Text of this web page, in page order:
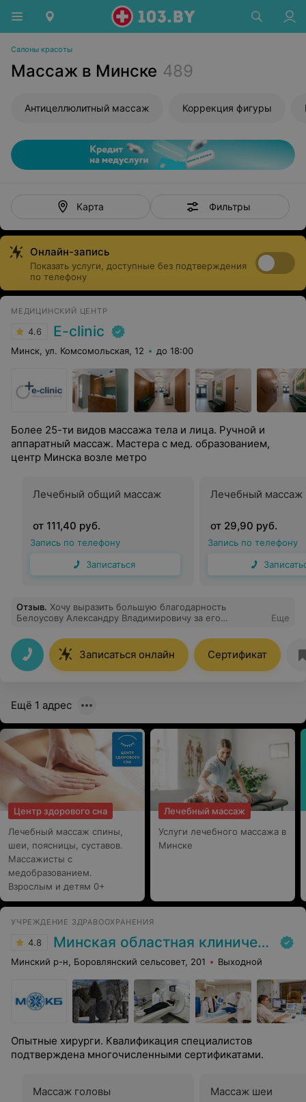
Салоны красоты
Массаж в Минске 489
Антицеллюлитный массаж Коррекция фигуры
Карта Фильтры
Онлайн-запись
Показать услуги, доступные без подтверждения
по телефону
МЕДИЦИНСКИЙ ЦЕНТР
4.6 E-clinic
Минск, ул. Комсомольская, 12 до 18:00
Более 25-ти видов массажа тела и лица. Ручной и
аппаратный массаж. Мастера с мед. образованием,
центр Минска возле метро
Лечебный общий массаж
от 111,40 руб.
Запись по телефону
Записаться
Лечебный массаж
от 29,90 руб.
Запись по телефону
Отзыв. Хочу выразить большую благодарность
Белоусову Александру Владимировичу за его
Прошла курс лечебного массажа спины (E-clinic,
ул.Комсомольская,12), результат появился уже после
первых сеансов, хотя до этого боль в пояснице
беспокоила многие месяцы. Спасибо, что есть такие
Еще
Записаться онлайн Сертификат
Ещё 1 адрес
Центр здорового сна
Лечебный массаж спины,
шеи, поясницы, суставов.
Массажисты с
медобразованием.
Взрослым и детям 0+
Лечебный массаж
Услуги лечебного массажа в
Минске
УЧРЕЖДЕНИЕ ЗДРАВООХРАНЕНИЯ
4.8 Минская областная клиническая больница
Минский р-н, Боровлянский сельсовет, 201 Выходной
Опытные хирурги. Квалификация специалистов
подтверждена многочисленными сертификатами.
Массаж головы Массаж шеи